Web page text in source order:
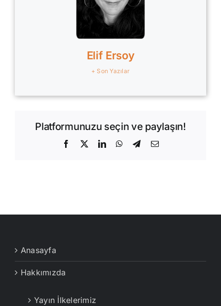
Elif Ersoy
+ Son Yazılar
Platformunuzu seçin ve paylaşın!
Facebook
X LinkedInWhatsApp
Telegram
E-
Anasayfa
Hakkımızda
Yayın İlkelerimiz